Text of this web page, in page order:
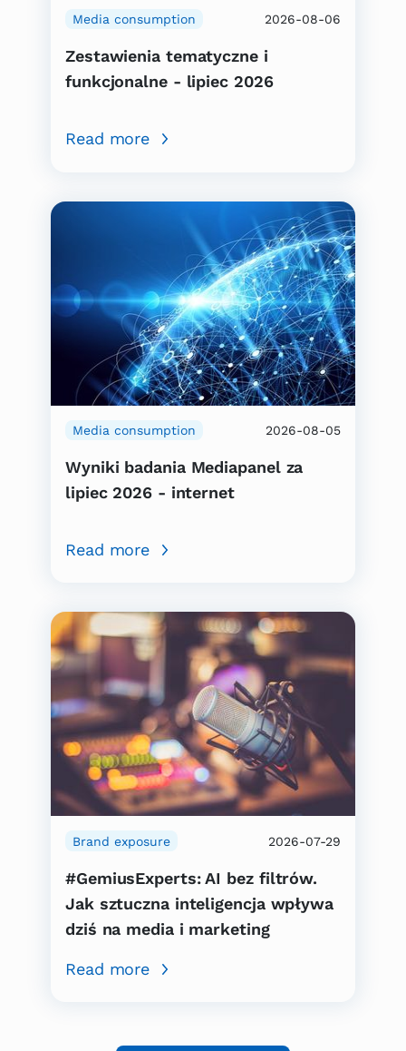
Media consumption 2026-08-06
Zestawienia tematyczne i
funkcjonalne - lipiec 2026
Read more
Media consumption 2026-08-05
Wyniki badania Mediapanel za
lipiec 2026 - internet
Read more
Brand exposure 2026-07-29
#GemiusExperts: AI bez filtrów.
Jak sztuczna inteligencja wpływa
dziś na media i marketing
Read more